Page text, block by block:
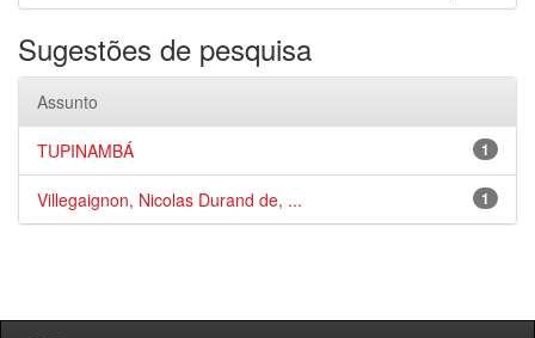
Sugestões de pesquisa
Assunto
1
TUPINAMBÁ
1
Villegaignon, Nicolas Durand de, ...